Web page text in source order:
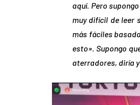
aquí. Pero
muy difícil de leer
más fáciles
esto». Supongo
aterradores, diría